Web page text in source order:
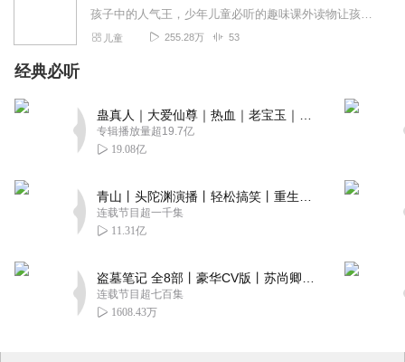
孩子中的人气王，少年儿童必听的趣味课外读物让孩子告别死记硬背，从此爱上语文！召回您与孩子温馨互动的睡前时光50个经典成语故事，开发孩子智力，拓展知识面、全面提升...
儿童 255.28万 53
经典必听
专辑播放量超19.7亿
19.08亿
连载节目超一千集
11.31亿
连载节目超七百集
1608.43万